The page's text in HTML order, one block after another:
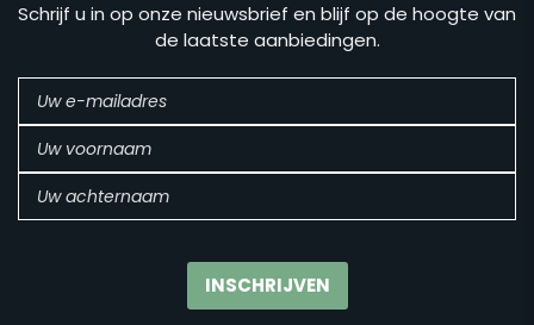
Schrijf u in op onze nieuwsbrief en blijf op de hoogte van
de laatste aanbiedingen.